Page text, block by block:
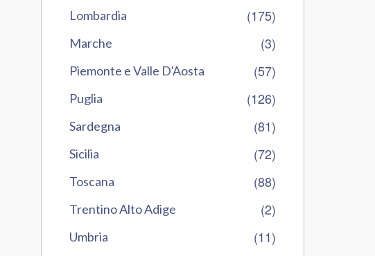
Lombardia (175)
Marche (3)
Piemonte e Valle D'Aosta (57)
Puglia (126)
Sardegna (81)
Sicilia (72)
Toscana (88)
Trentino Alto Adige (2)
Umbria (11)